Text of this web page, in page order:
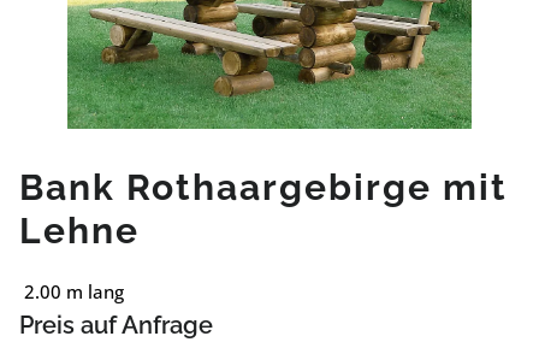
Bank Rothaargebirge mit
Lehne
2.00 m lang
Preis auf Anfrage